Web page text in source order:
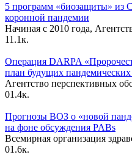
5 программ «биозащиты»
коронной пандемии
Начиная с 2010 года,
11.1к.
Операция DARPA
план будущих пандемических
Агентство перспективных
01.4к.
Прогнозы ВОЗ о «новой
на фоне обсуждения PABs
Всемирная организация
01.6к.